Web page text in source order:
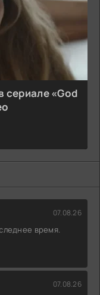
сериале «God
07.08.26
время.
07.08.26